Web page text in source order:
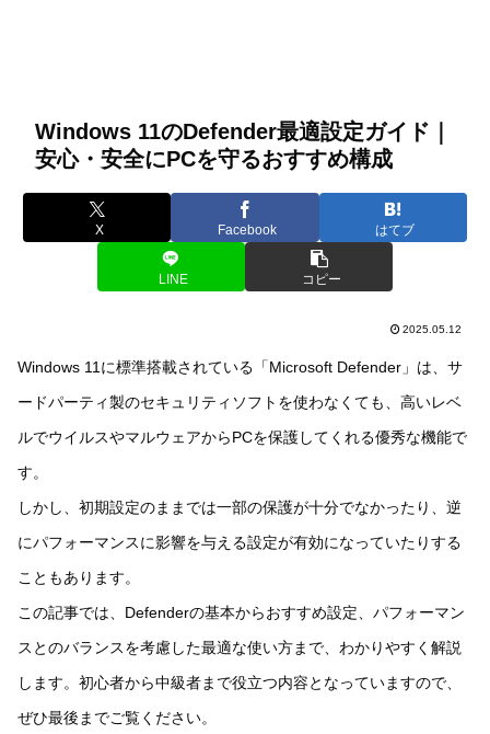
Windows 11のDefender最適設定ガイド｜
安心・安全にPCを守るおすすめ構成
X Facebook はてブ
LINE コピー
2025.05.12
Windows 11に標準搭載されている「Microsoft Defender」は、サ
ードパーティ製のセキュリティソフトを使わなくても、高いレベ
ルでウイルスやマルウェアからPCを保護してくれる優秀な機能で
す。
しかし、初期設定のままでは一部の保護が十分でなかったり、逆
にパフォーマンスに影響を与える設定が有効になっていたりする
こともあります。
この記事では、Defenderの基本からおすすめ設定、パフォーマン
スとのバランスを考慮した最適な使い方まで、わかりやすく解説
します。初心者から中級者まで役立つ内容となっていますので、
ぜひ最後までご覧ください。